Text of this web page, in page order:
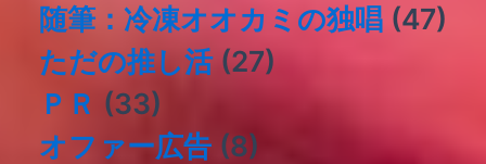
随筆：冷凍オオカミの独唱 (47)
ただの推し活(27)
ＰＲ (33)
オファー広告 (8)